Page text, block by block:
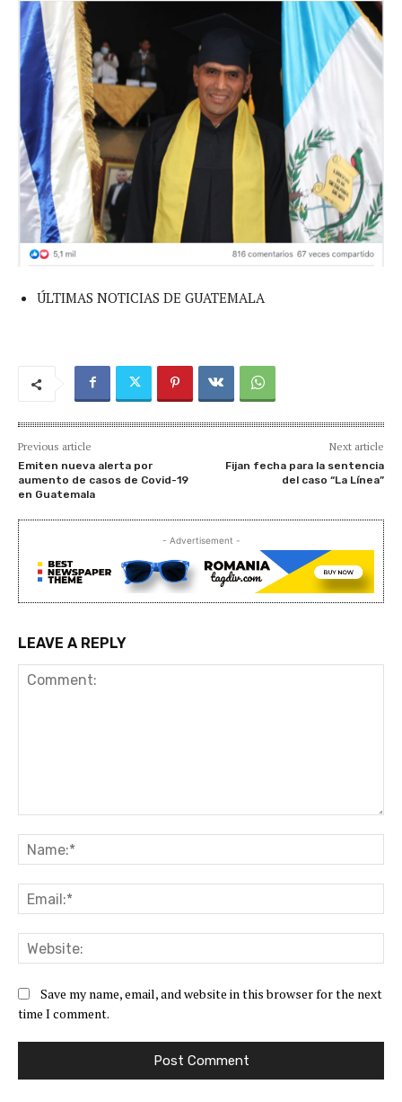
ÚLTIMAS NOTICIAS DE GUATEMALA
Previous article
Emiten nueva alerta por
aumento de casos de Covid-19
en Guatemala
Next article
Fijan fecha para la sentencia
del caso “La Línea”
- Advertisement -
LEAVE A REPLY
Save my name, email, and website in this browser for the next
time I comment.